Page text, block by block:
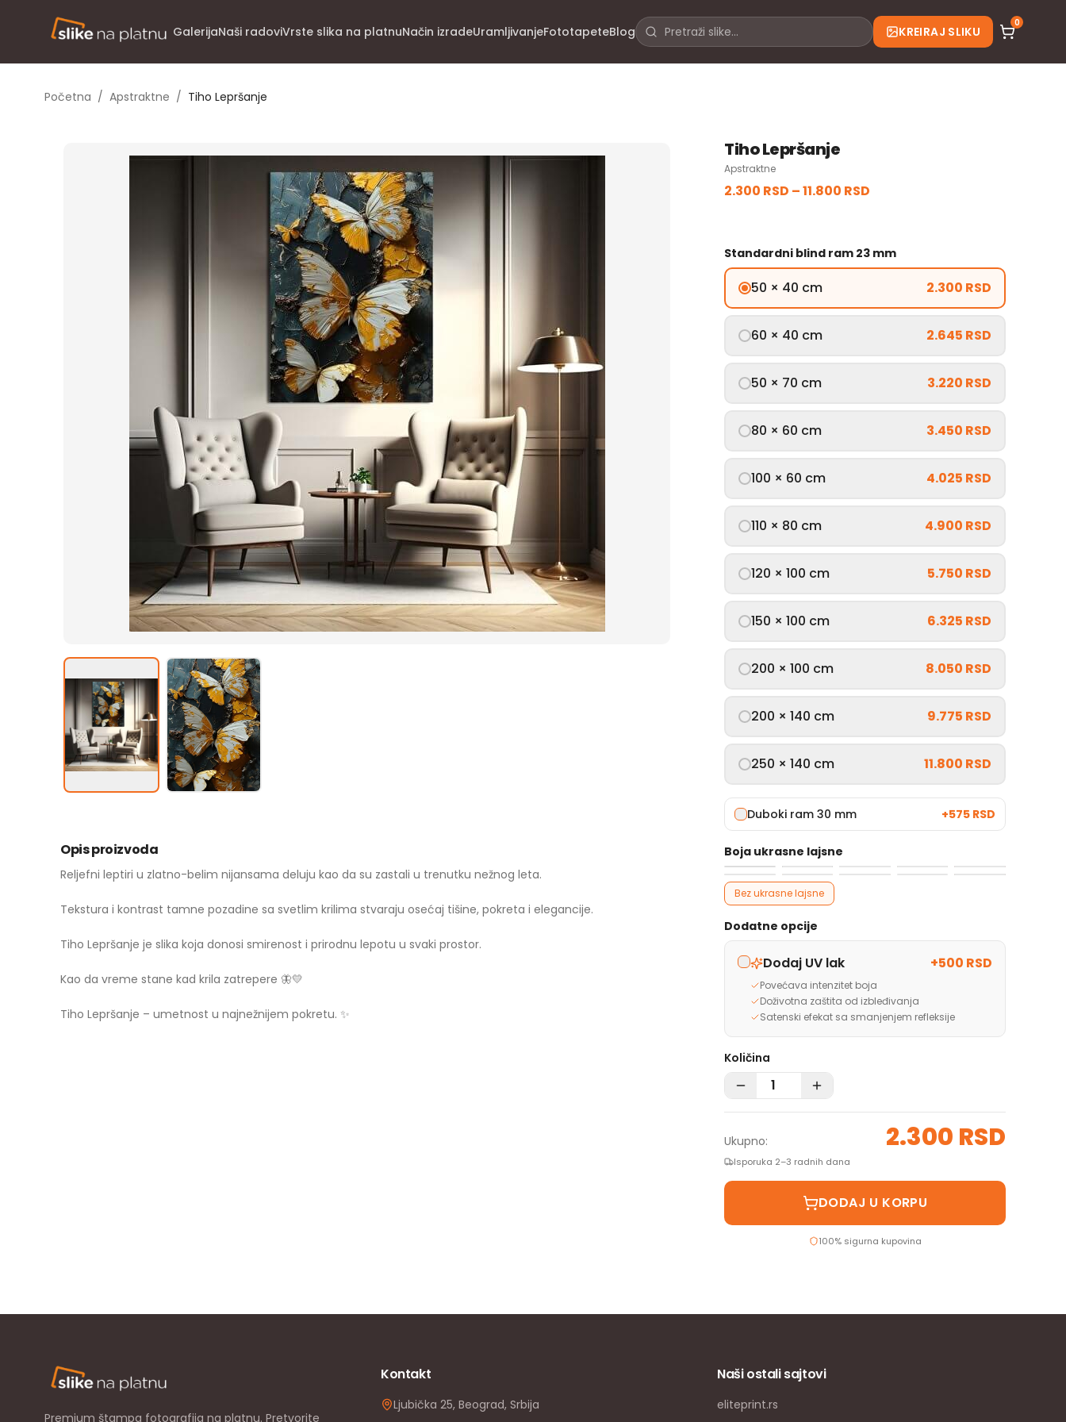
GalerijaNaši radoviVrste slika na platnuNačin izradeUramljivanjeFototapeteBlog KREIRAJ SLIKU
0
Početna / Apstraktne / Tiho Lepršanje
Opis proizvoda
Reljefni leptiri u zlatno-belim nijansama deluju kao da su zastali u trenutku nežnog leta.
Tekstura i kontrast tamne pozadine sa svetlim krilima stvaraju osećaj tišine, pokreta i elegancije.
Tiho Lepršanje je slika koja donosi smirenost i prirodnu lepotu u svaki prostor.
Kao da vreme stane kad krila zatrepere 🦋💛
Tiho Lepršanje – umetnost u najnežnijem pokretu. ✨
Tiho Lepršanje
Apstraktne
2.300 RSD –11.800 RSD
Standardni blind ram 23 mm
50 × 40 cm 2.300 RSD
60 × 40 cm 2.645 RSD
50 × 70 cm 3.220 RSD
80 × 60 cm 3.450 RSD
100 × 60 cm 4.025 RSD
110 × 80 cm 4.900 RSD
120 × 100 cm 5.750 RSD
150 × 100 cm 6.325 RSD
200 × 100 cm 8.050 RSD
200 × 140 cm 9.775 RSD
250 × 140 cm 11.800 RSD
Duboki ram 30 mm +575 RSD
Boja ukrasne lajsne
Bez ukrasne lajsne
Dodatne opcije
Dodaj UV lak +500 RSD
Povećava intenzitet boja
Doživotna zaštita od izbleđivanja
Satenski efekat sa smanjenjem refleksije
Količina
Ukupno: 2.300 RSD
Isporuka 2–3 radnih dana
DODAJ U KORPU
100% sigurna kupovina
Premium štampa fotografija na platnu. Pretvorite
Kontakt
Ljubička 25, Beograd, Srbija
Naši ostali sajtovi
eliteprint.rs